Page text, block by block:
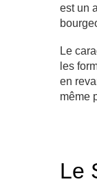
est un
Le
les
en
même
Le